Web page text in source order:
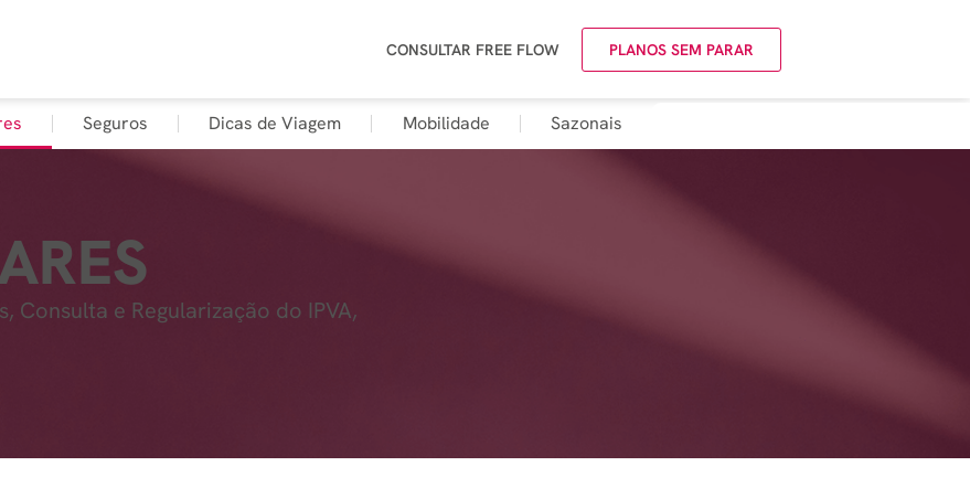
CONSULTAR FREE FLOW PLANOS SEM PARAR
Seguros Dicas de Viagem Mobilidade Sazonais
Consulta e Regularização do IPVA,